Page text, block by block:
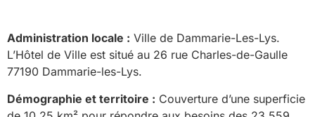
Administration locale : Ville de Dammarie-Les-Lys.
L’Hôtel de Ville est situé au 26 rue Charles-de-Gaulle
77190 Dammarie-les-Lys.
Démographie et territoire : Couverture d’une superficie